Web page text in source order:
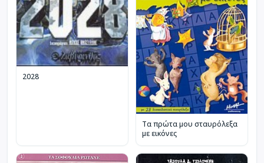
2028
Τα πρώτα μου σταυρόλεξα
με εικόνες